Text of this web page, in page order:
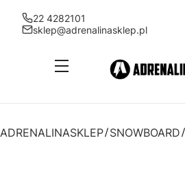
22 4282101
sklep@adrenalinasklep.pl
Menu
ADRENALINASKLEP SNOWBOARD